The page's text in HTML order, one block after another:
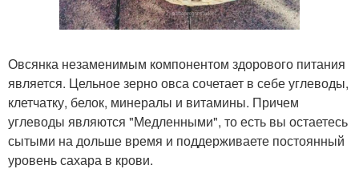
Овсянка незаменимым компонентом здорового питания
является. Цельное зерно овса сочетает в себе углеводы,
клетчатку, белок, минералы и витамины. Причем
углеводы являются "Медленными", то есть вы остаетесь
сытыми на дольше время и поддерживаете постоянный
уровень сахара в крови.